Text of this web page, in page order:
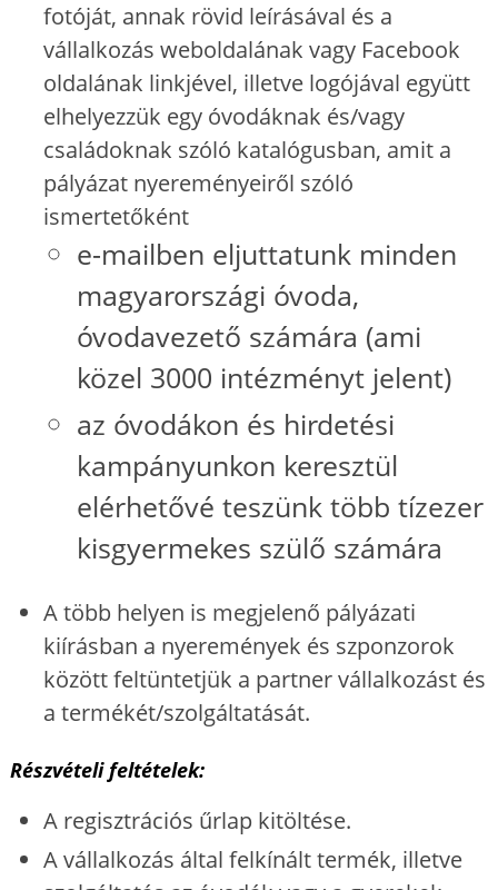
fotóját, annak rövid leírásával és a
vállalkozás weboldalának vagy Facebook
oldalának linkjével, illetve logójával együtt
elhelyezzük egy óvodáknak és/vagy
családoknak szóló katalógusban, amit a
pályázat nyereményeiről szóló
ismertetőként
e-mailben eljuttatunk minden
magyarországi óvoda,
óvodavezető számára (ami
közel 3000 intézményt jelent)
az óvodákon és hirdetési
kampányunkon keresztül
elérhetővé teszünk több tízezer
kisgyermekes szülő számára
A több helyen is megjelenő pályázati
kiírásban a nyeremények és szponzorok
között feltüntetjük a partner vállalkozást és
a termékét/szolgáltatását.
Részvételi feltételek:
A regisztrációs űrlap kitöltése.
A vállalkozás által felkínált termék, illetve